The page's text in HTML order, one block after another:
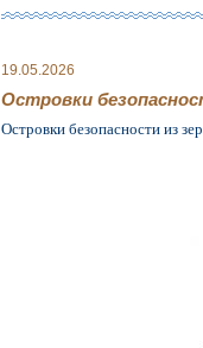
19.05.2026
Островки
Островки безопасности из